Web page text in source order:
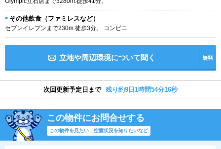
その他飲食（ファミレスなど）
セブンイレブンまで230m:徒歩3分。 コンビニ
立地や周辺環境について聞く 無料
次回更新予定日まで 残り約9日1時間54分16秒
この物件にお問合せする
この物件を見たい、空室状況を知りたいなど